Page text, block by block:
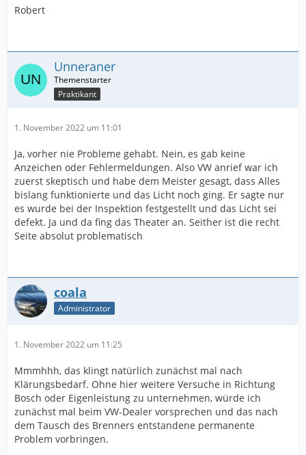
Robert
Unneraner
Praktikant
1. November 2022 um 11:01
Ja, vorher nie Probleme gehabt. Nein, es gab keine
Anzeichen oder Fehlermeldungen. Also VW anrief war ich
zuerst skeptisch und habe dem Meister gesagt, dass Alles
bislang funktionierte und das Licht noch ging. Er sagte nur
es wurde bei der Inspektion festgestellt und das Licht sei
defekt. Ja und da fing das Theater an. Seither ist die recht
Seite absolut problematisch
coala
Administrator
1. November 2022 um 11:25
Mmmhhh, das klingt natürlich zunächst mal nach
Klärungsbedarf. Ohne hier weitere Versuche in Richtung
Bosch oder Eigenleistung zu unternehmen, würde ich
zunächst mal beim VW-Dealer vorsprechen und das nach
dem Tausch des Brenners entstandene permanente
Problem vorbringen.